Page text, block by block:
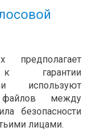
предполагает
к гарантии
используют
между
безопасности
лицами.